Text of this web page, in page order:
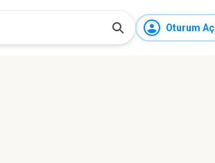
Oturum Aç